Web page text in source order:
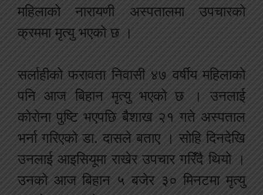
महिलाको नारायणी अस्पतालमा उपचारको
क्रममा मृत्यु भएको छ ।
सर्लाहीको फरावता निवासी ४७ वर्षीय महिलाको
पनि आज बिहान मृत्यु भएको छ । उनलाई
कोरोना पुष्टि भएपछि बैशाख २१ गते अस्पताल
भर्ना गरिएको डा. दासले बताए । सोहि दिनदेखि
उनलाई आइसियूमा राखेर उपचार गरिँदै थियो ।
उनको आज बिहान ५ बजेर ३० मिनटमा मृत्यु